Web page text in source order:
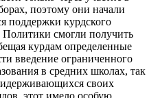
поэтому они начали
поддержки курдского
Политики смогли получить
курдам определенные
введение ограниченного
в средних школах, так
своих
этот имело особую